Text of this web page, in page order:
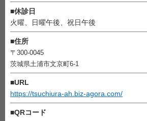
■休診日
火曜、日曜午後、祝日午後
■住所
〒300-0045
茨城県土浦市文京町6-1
■URL
https://tsuchiura-ah.biz-agora.com/
■QRコード